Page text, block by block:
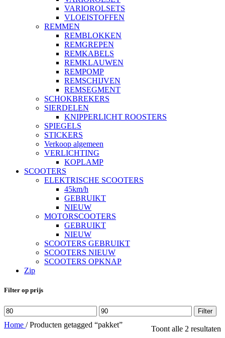
VARIOROLSETS
VLOEISTOFFEN
REMMEN
REMBLOKKEN
REMGREPEN
REMKABELS
REMKLAUWEN
REMPOMP
REMSCHIJVEN
REMSEGMENT
SCHOKBREKERS
SIERDELEN
KNIPPERLICHT ROOSTERS
SPIEGELS
STICKERS
Verkoop algemeen
VERLICHTING
KOPLAMP
SCOOTERS
ELEKTRISCHE SCOOTERS
45km/h
GEBRUIKT
NIEUW
MOTORSCOOTERS
GEBRUIKT
NIEUW
SCOOTERS GEBRUIKT
SCOOTERS NIEUW
SCOOTERS OPKNAP
Zip
Filter op prijs
Min.
prijs
Max.
prijs
Filter
Home / Producten getagged “pakket” Toont alle 2 resultaten